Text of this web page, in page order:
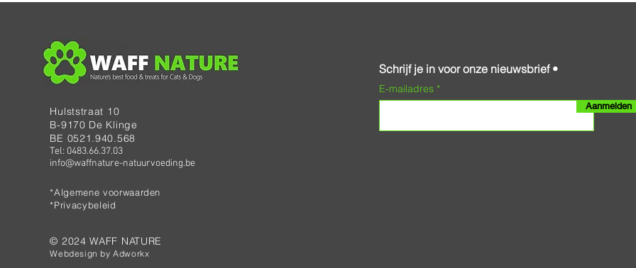
Hulststraat 10
B-9170 De Klinge
BE 0521.940.568
Tel: 0483.66.37.03
info@waffnature-natuurvoeding.be
*Algemene voorwaarden
*Privacybeleid
© 2024 WAFF NATURE
Webdesign byAdworkx
Schrijf je in voor onze nieuwsbrief •
E-mailadres
Aanmelden